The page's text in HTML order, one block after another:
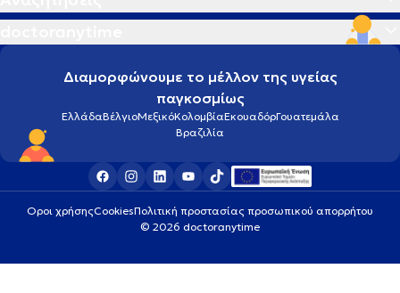
Διαμορφώνουμε το μέλλον της υγείας
παγκοσμίως
ΕλλάδαΒέλγιοΜεξικόΚολομβίαΕκουαδόρΓουατεμάλα
Βραζιλία
Οροι χρήσηςCookiesΠολιτική προστασίας προσωπικού απορρήτου
© 2026 doctoranytime